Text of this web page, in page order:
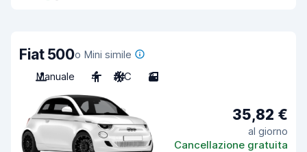
Fiat 500o Mini simile
Manuale
4 A/C 3
35,82 €
al giorno
Cancellazione gratuita